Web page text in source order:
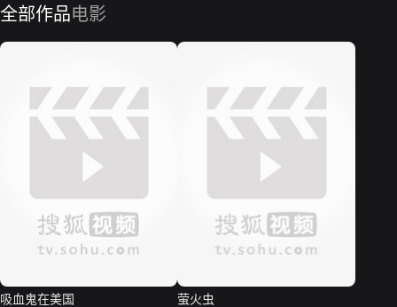
全部作品电影
吸血鬼在美国
萤火虫